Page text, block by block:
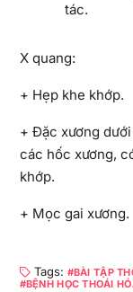
tác.
X quang:
+ Hẹp khe khớp.
+ Đặc xương
các hốc xương,
khớp.
+ Mọc gai xương.
Tags:
BÀI TẬP
BỆNH HỌC THOÁI